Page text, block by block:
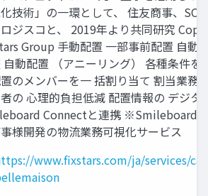
技術」の一環として、 住友商事、
ジスコと、 2019年より共同研究
Group 手動配置 一部事前配置 自動
自動配置 （アニーリング） 各種条件を
のメンバーを一 括割り当て 割当業務
の 心理的負担低減 配置情報の デジタ
Connectと連携 ※Smileboard
様開発の物流業務可視化サービス
www.fixstars.com/ja/services/